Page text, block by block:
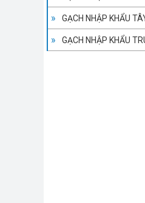
GẠCH NHẬP KHẨU
GẠCH NHẬP KHẨU